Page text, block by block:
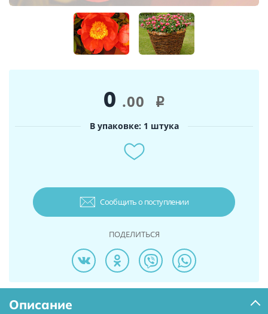
0 .00 i
В упаковке: 1 штука
Сообщить о поступлении
ПОДЕЛИТЬСЯ
Описание